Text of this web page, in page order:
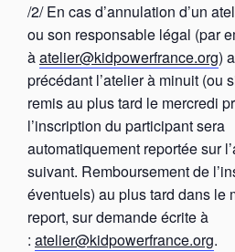
/2/ En cas d’annulation d’un
ou son responsable légal (par
àatelier@kidpowerfrance.org)
précédant l’atelier à minuit (ou
remis au plus tard le mercredi
l’inscription du participant sera
automatiquement reportée sur
suivant. Remboursement de
éventuels) au plus tard dans le
report, sur demande écrite à
: atelier@kidpowerfrance.org.